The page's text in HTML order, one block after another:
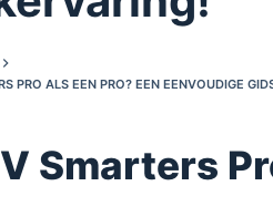
PRO ALS EEN PRO? EEN EENVOUDIGE
Smarters